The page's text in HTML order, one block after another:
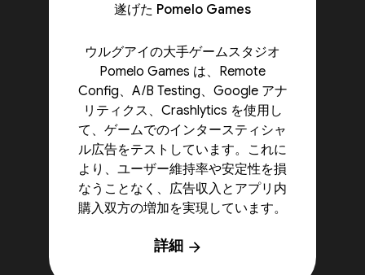
遂げた Pomelo Games
ウルグアイの大手ゲームスタジオ
Pomelo Games は、Remote
Config、A/B Testing、Google アナ
リティクス、Crashlytics を使用し
て、ゲームでのインタースティシャ
ル広告をテストしています。これに
より、ユーザー維持率や安定性を損
なうことなく、広告収入とアプリ内
購入双方の増加を実現しています。
詳細 arrow_forward